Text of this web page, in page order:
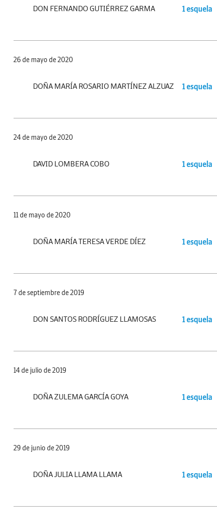
DON FERNANDO GUTIÉRREZ GARMA 1 esquela
26 de mayo de 2020
DOÑA MARÍA ROSARIO MARTÍNEZ ALZUAZ 1 esquela
24 de mayo de 2020
DAVID LOMBERA COBO 1 esquela
11 de mayo de 2020
DOÑA MARÍA TERESA VERDE DÍEZ 1 esquela
7 de septiembre de 2019
DON SANTOS RODRÍGUEZ LLAMOSAS 1 esquela
14 de julio de 2019
DOÑA ZULEMA GARCÍA GOYA 1 esquela
29 de junio de 2019
DOÑA JULIA LLAMA LLAMA 1 esquela